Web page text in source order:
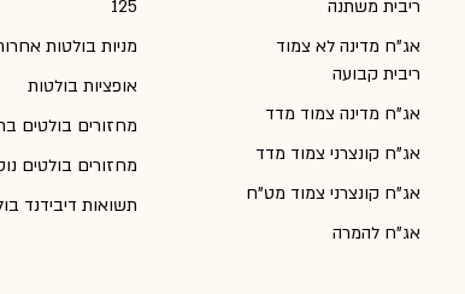
ריבית משתנה
אג"ח מדינה לא צמוד
ריבית קבועה
אג"ח מדינה צמוד מדד
אג"ח קונצרני צמוד מדד
אג"ח קונצרני צמוד מט"ח
אג"ח להמרה
125
מניות בולטות
אופציות בולטות
מחזורים בולטים בת"א
מחזורים בולטים
תשואות דיבידנד